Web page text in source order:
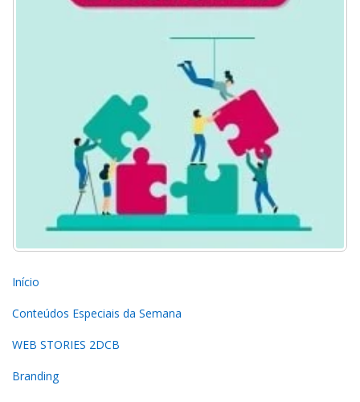
Início
Conteúdos Especiais da Semana
WEB STORIES 2DCB
Branding